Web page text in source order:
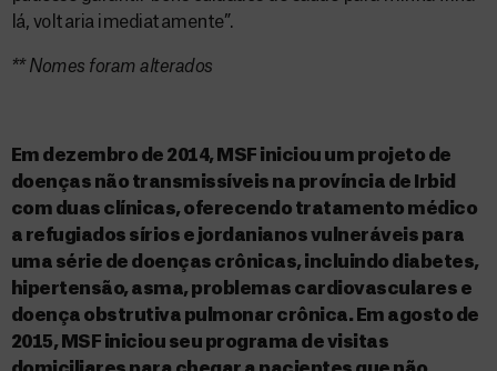
lá, voltaria imediatamente”.
** Nomes foram alterados
Em dezembro de 2014, MSF iniciou um projeto de
doenças não transmissíveis na província de Irbid
com duas clínicas, oferecendo tratamento médico
a refugiados sírios e jordanianos vulneráveis para
uma série de doenças crônicas, incluindo diabetes,
hipertensão, asma, problemas cardiovasculares e
doença obstrutiva pulmonar crônica. Em agosto de
2015, MSF iniciou seu programa de visitas